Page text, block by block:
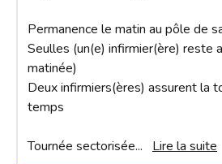
Permanence le matin au pôle de
Seulles (un(e) infirmier(ère) reste
matinée)
Deux infirmiers(ères) assurent la
temps
Tournée sectorisée... Lire la suite